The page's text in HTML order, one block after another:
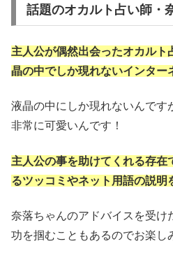
話題のオカルト占い師・
主人公が偶然出会ったオカルト
晶の中でしか現れないインター
液晶の中にしか現れないんです
非常に可愛いんです！
主人公の事を助けてくれる存在
るツッコミやネット用語の説明
奈落ちゃんのアドバイスを受け
功を掴むこともあるのでお楽し